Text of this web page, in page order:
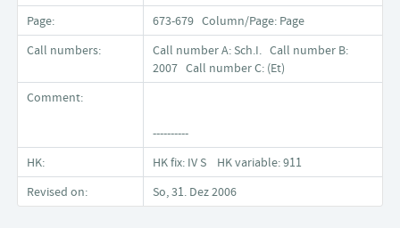
Page:
673-679 Column/Page: Page
Call numbers:
Call number A: Sch.I. Call number B:
2007 Call number C: (Et)
Comment:
----------
HK:
HK fix: IV S HK variable: 911
Revised on:
So, 31. Dez 2006